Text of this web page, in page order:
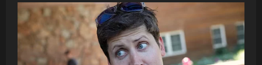
что
вклад
компаний-
резидентов
в
экономику
«подошёл